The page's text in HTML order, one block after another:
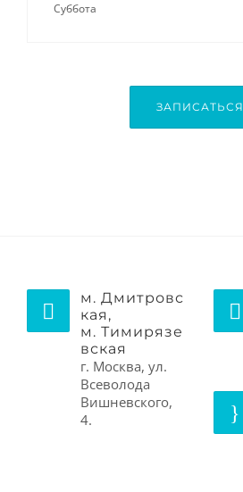
Суббота
ЗАПИСАТЬСЯ
м. Дмитровс
кая,
м. Тимирязе
вская
г. Москва, ул.
Всеволода
Вишневского,
4.